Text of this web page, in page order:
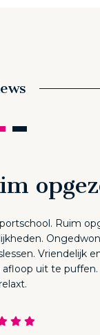
Ruim
Vriendelijk
afloop uit te puffen.